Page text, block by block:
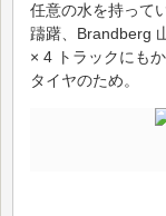
任意の水を持って
躊躇、Brandberg
× 4 トラックにも
タイヤのため。